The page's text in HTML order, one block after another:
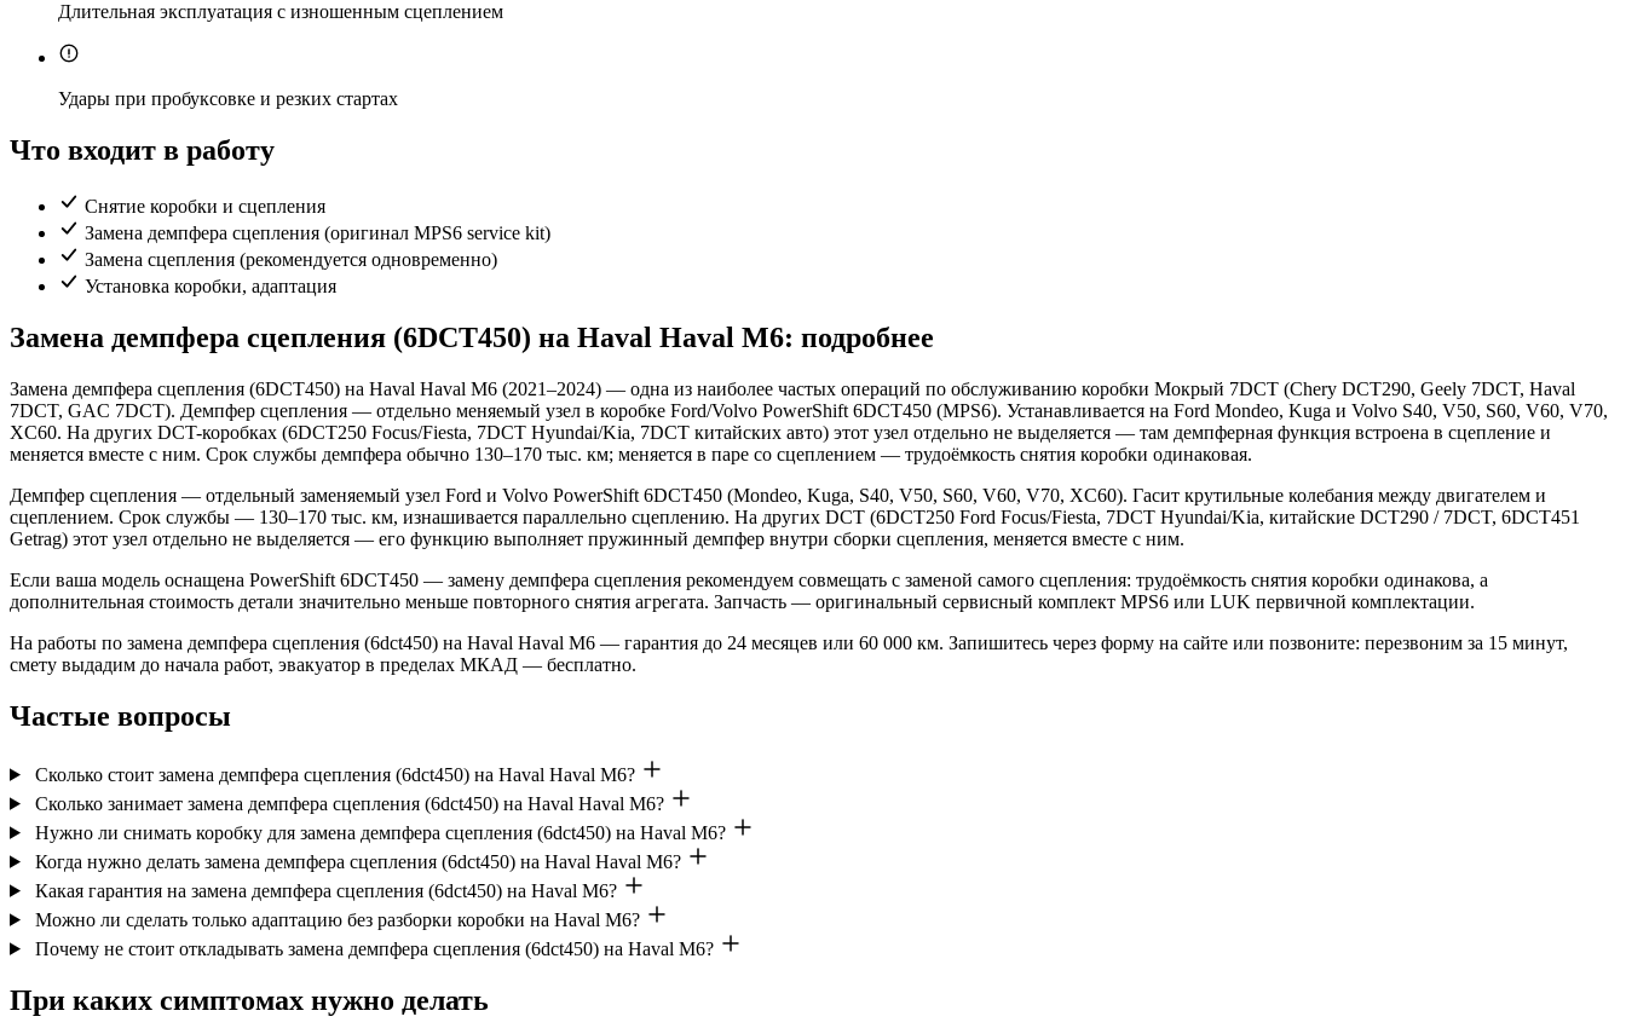
Длительная эксплуатация с изношенным сцеплением
Удары при пробуксовке и резких стартах
Что входит в работу
Снятие коробки и сцепления
Замена демпфера сцепления (оригинал MPS6 service kit)
Замена сцепления (рекомендуется одновременно)
Установка коробки, адаптация
Замена демпфера сцепления (6DCT450) на Haval Haval M6: подробнее
Замена демпфера сцепления (6DCT450) на Haval Haval M6 (2021–2024) — одна из наиболее частых операций по обслуживанию коробки Мокрый 7DCT (Chery DCT290, Geely 7DCT, Haval
7DCT, GAC 7DCT). Демпфер сцепления — отдельно меняемый узел в коробке Ford/Volvo PowerShift 6DCT450 (MPS6). Устанавливается на Ford Mondeo, Kuga и Volvo S40, V50, S60, V60, V70,
XC60. На других DCT-коробках (6DCT250 Focus/Fiesta, 7DCT Hyundai/Kia, 7DCT китайских авто) этот узел отдельно не выделяется — там демпферная функция встроена в сцепление и
меняется вместе с ним. Срок службы демпфера обычно 130–170 тыс. км; меняется в паре со сцеплением — трудоёмкость снятия коробки одинаковая.
Демпфер сцепления — отдельный заменяемый узел Ford и Volvo PowerShift 6DCT450 (Mondeo, Kuga, S40, V50, S60, V60, V70, XC60). Гасит крутильные колебания между двигателем и
сцеплением. Срок службы — 130–170 тыс. км, изнашивается параллельно сцеплению. На других DCT (6DCT250 Ford Focus/Fiesta, 7DCT Hyundai/Kia, китайские DCT290 / 7DCT, 6DCT451
Getrag) этот узел отдельно не выделяется — его функцию выполняет пружинный демпфер внутри сборки сцепления, меняется вместе с ним.
Если ваша модель оснащена PowerShift 6DCT450 — замену демпфера сцепления рекомендуем совмещать с заменой самого сцепления: трудоёмкость снятия коробки одинакова, а
дополнительная стоимость детали значительно меньше повторного снятия агрегата. Запчасть — оригинальный сервисный комплект MPS6 или LUK первичной комплектации.
На работы по замена демпфера сцепления (6dct450) на Haval Haval M6 — гарантия до 24 месяцев или 60 000 км. Запишитесь через форму на сайте или позвоните: перезвоним за 15 минут,
смету выдадим до начала работ, эвакуатор в пределах МКАД — бесплатно.
Частые вопросы
Сколько стоит замена демпфера сцепления (6dct450) на Haval Haval M6?
Сколько занимает замена демпфера сцепления (6dct450) на Haval Haval M6?
Нужно ли снимать коробку для замена демпфера сцепления (6dct450) на Haval M6?
Когда нужно делать замена демпфера сцепления (6dct450) на Haval Haval M6?
Какая гарантия на замена демпфера сцепления (6dct450) на Haval M6?
Можно ли сделать только адаптацию без разборки коробки на Haval M6?
Почему не стоит откладывать замена демпфера сцепления (6dct450) на Haval M6?
При каких симптомах нужно делать